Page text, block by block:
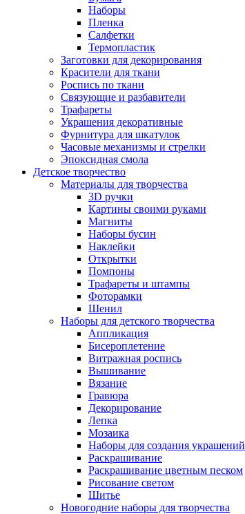
Наборы
Пленка
Салфетки
Термопластик
Заготовки для декорирования
Красители для ткани
Роспись по ткани
Связующие и разбавители
Трафареты
Украшения декоративные
Фурнитура для шкатулок
Часовые механизмы и стрелки
Эпоксидная смола
Детское творчество
Материалы для творчества
3D ручки
Картины своими руками
Магниты
Наборы бусин
Наклейки
Открытки
Помпоны
Трафареты и штампы
Фоторамки
Шенил
Наборы для детского творчества
Аппликация
Бисероплетение
Витражная роспись
Вышивание
Вязание
Гравюра
Декорирование
Лепка
Мозаика
Наборы для создания украшений
Раскрашивание
Раскрашивание цветным песком
Рисование светом
Шитье
Новогодние наборы для творчества